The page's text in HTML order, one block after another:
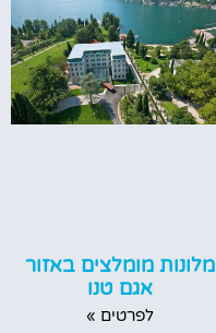
מלונות מומלצים באזור
אגם טנו
לפרטים »